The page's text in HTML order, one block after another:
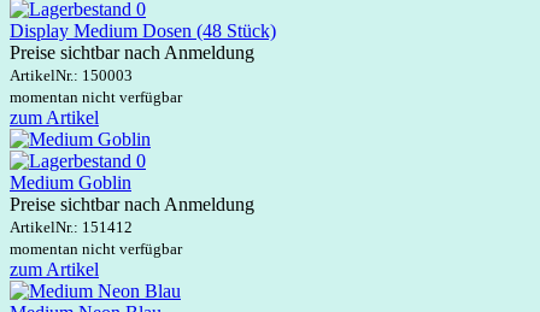
Display Medium Dosen (48 Stück)
Preise sichtbar nach Anmeldung
ArtikelNr.: 150003
momentan nicht verfügbar
zum Artikel
Medium Goblin
Preise sichtbar nach Anmeldung
ArtikelNr.: 151412
momentan nicht verfügbar
zum Artikel